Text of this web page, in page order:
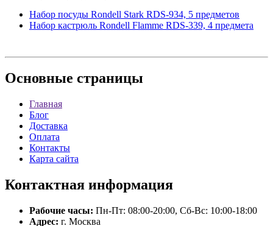
Набор посуды Rondell Stark RDS-934, 5 предметов
Набор кастрюль Rondell Flamme RDS-339, 4 предмета
Основные страницы
Главная
Блог
Доставка
Оплата
Контакты
Карта сайта
Контактная информация
Рабочие часы: Пн-Пт: 08:00-20:00, Сб-Вс: 10:00-18:00
Адрес: г. Москва